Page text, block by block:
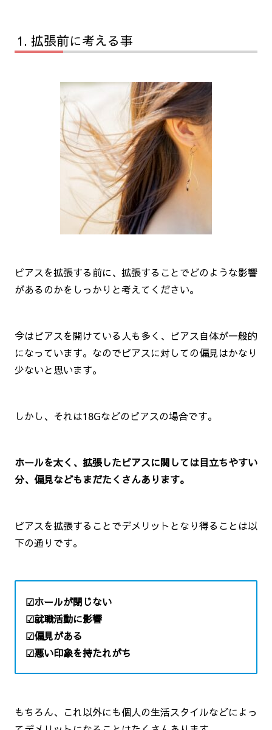
拡張前に考える事
ピアスを拡張する前に、拡張することでどのような影響
があるのかをしっかりと考えてください。
今はピアスを開けている人も多く、ピアス自体が一般的
になっています。なのでピアスに対しての偏見はかなり
少ないと思います。
しかし、それは18Gなどのピアスの場合です。
ホールを太く、拡張したピアスに関しては目立ちやすい
分、偏見などもまだたくさんあります。
ピアスを拡張することでデメリットとなり得ることは以
下の通りです。
☑ホールが閉じない
☑就職活動に影響
☑偏見がある
☑悪い印象を持たれがち
もちろん、これ以外にも個人の生活スタイルなどによっ